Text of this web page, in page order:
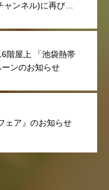
ャンネル)に再び取
階屋上 「池袋熱帯
ンのお知らせ
ェア』のお知らせ